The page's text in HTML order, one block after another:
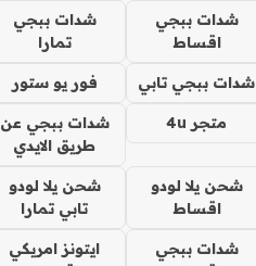
شدات ببجي
اقساط
شدات ببجي
تمارا
شدات ببجي تابي فور يو ستور
متجر 4u
شدات ببجي عن
طريق الايدي
شحن يلا لودو
اقساط
شحن يلا لودو
تابي تمارا
شدات ببجي
ايتونز امريكي